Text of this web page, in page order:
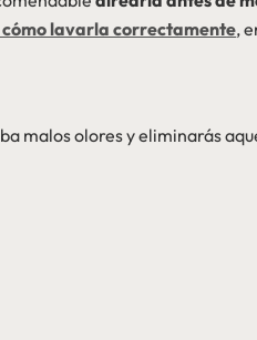
lavarla correctamente,
malos olores y eliminarás